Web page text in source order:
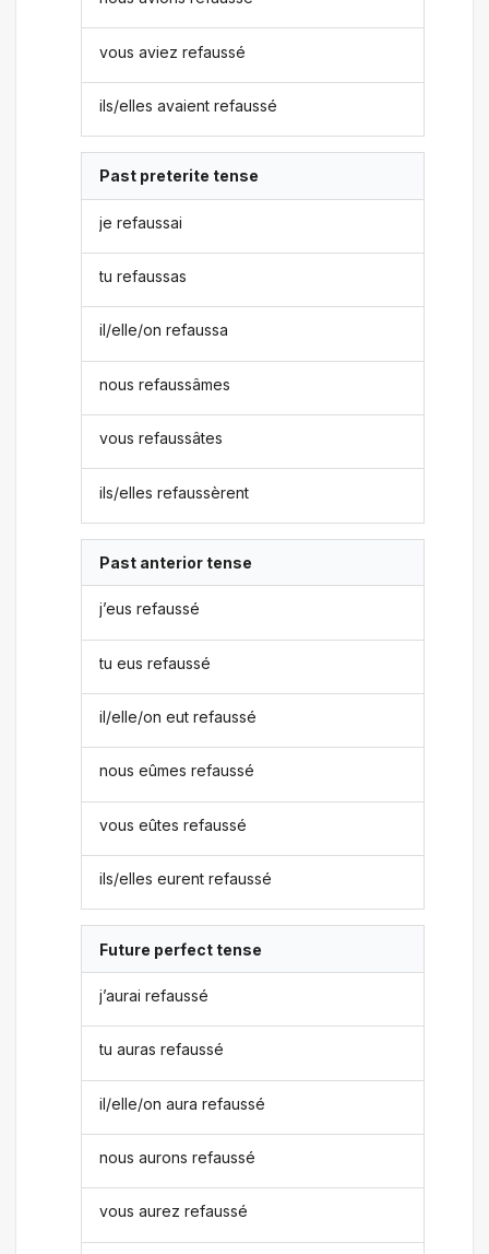
vous aviez refaussé
ils/elles avaient refaussé
Past preterite tense
je refaussai
tu refaussas
il/elle/on refaussa
nous refaussâmes
vous refaussâtes
ils/elles refaussèrent
Past anterior tense
j’eus refaussé
tu eus refaussé
il/elle/on eut refaussé
nous eûmes refaussé
vous eûtes refaussé
ils/elles eurent refaussé
Future perfect tense
j’aurai refaussé
tu auras refaussé
il/elle/on aura refaussé
nous aurons refaussé
vous aurez refaussé